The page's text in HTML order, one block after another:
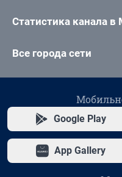
Статистика канала в
Все города сети
Google Play
App Gallery